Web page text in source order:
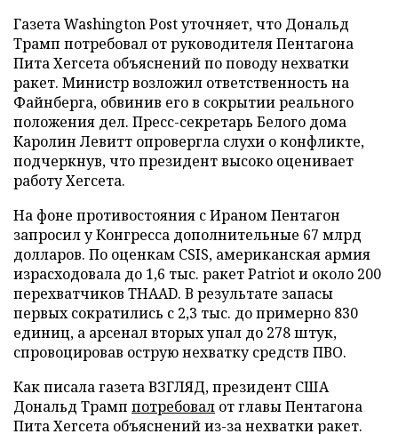
Газета Washington Post уточняет, что Дональд
Трамп потребовал от руководителя Пентагона
Пита Хегсета объяснений по поводу нехватки
ракет. Министр возложил ответственность на
Файнберга, обвинив его в сокрытии реального
положения дел. Пресс-секретарь Белого дома
Каролин Левитт опровергла слухи о конфликте,
подчеркнув, что президент высоко оценивает
работу Хегсета.
На фоне противостояния с Ираном Пентагон
запросил у Конгресса дополнительные 67 млрд
долларов. По оценкам CSIS, американская армия
израсходовала до 1,6 тыс. ракет Patriot и около 200
перехватчиков THAAD. В результате запасы
первых сократились с 2,3 тыс. до примерно 830
единиц, а арсенал вторых упал до 278 штук,
спровоцировав острую нехватку средств ПВО.
Как писала газета ВЗГЛЯД, президент США
Дональд Трамп потребовал от главы Пентагона
Пита Хегсета объяснений из-за нехватки ракет.